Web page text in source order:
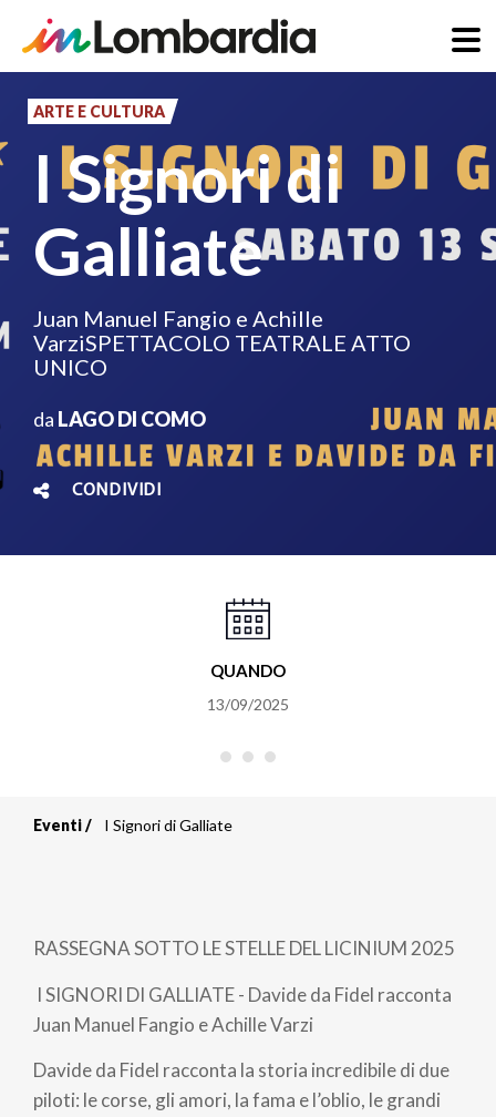
contenuto
principale
ARTE E CULTURA
I Signori di
Galliate
Juan Manuel Fangio e Achille
VarziSPETTACOLO TEATRALE ATTO
UNICO
da LAGO DI COMO
CONDIVIDI
QUANDO
13/09/2025
Briciole
pane
Eventi I Signori di Galliate
RASSEGNA SOTTO LE STELLE DEL LICINIUM 2025
I SIGNORI DI GALLIATE - Davide da Fidel racconta
Juan Manuel Fangio e Achille Varzi
Davide da Fidel racconta la storia incredibile di due
piloti: le corse, gli amori, la fama e l’oblio, le grandi